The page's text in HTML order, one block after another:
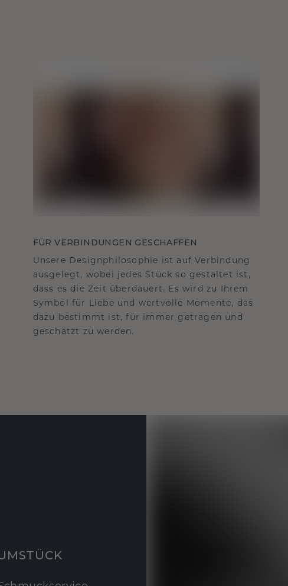
FÜR VERBINDUNGEN GESCHAFFEN
Unsere Designphilosophie ist auf Verbindung
ausgelegt, wobei jedes Stück so gestaltet ist,
dass es die Zeit überdauert. Es wird zu Ihrem
Symbol für Liebe und wertvolle Momente, das
dazu bestimmt ist, für immer getragen und
geschätzt zu werden.